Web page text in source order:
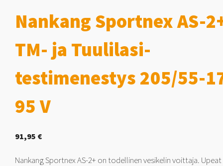
Nankang Sportnex AS-
TM- ja Tuulilasi-
testimenestys 205/55-
95 V
91,95 €
Nankang Sportnex AS-2+ on todellinen vesikelin voittaja. Upeat